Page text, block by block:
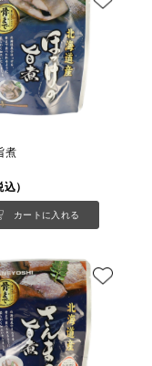
煮
）
カートに入れる